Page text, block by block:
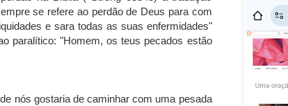
se refere ao perdão de Deus para com
e sara todas as suas enfermidades"
paralítico: "Homem, os teus pecados estão
nós gostaria de caminhar com uma pesada